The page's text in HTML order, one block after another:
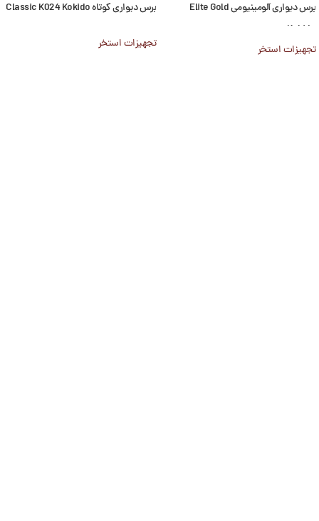
برس دیواری آلومینیومی Elite Gold
Kokido
تجهیزات استخر
برس دیواری کوتاه Classic K024 Kokido
تجهیزات استخر